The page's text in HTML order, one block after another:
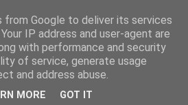
from Google to deliver its services
IP address and user-agent are
with performance and security
of service, generate usage
and address abuse.
MORE GOT IT